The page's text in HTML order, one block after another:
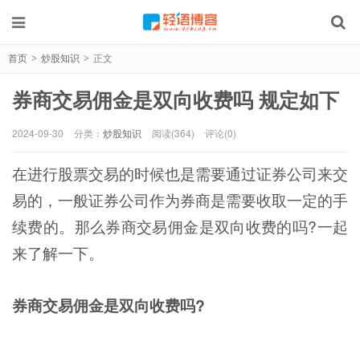
首页 > 炒股知识 > 正文
券商交易佣金是双向收费吗 规定如下
2024-09-30 分类： 炒股知识 阅读(364) 评论(0)
在进行股票交易的时候也是需要通过证券公司来交
易的，一般证券公司作为券商是需要收取一定的手
续费的。那么券商交易佣金是双向收费的吗?一起
来了解一下。
券商交易佣金是双向收费吗?